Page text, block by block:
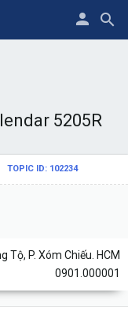
5205R
TOPIC ID: 102234
Tộ, P. Xóm Chiếu. HCM
0901.000001